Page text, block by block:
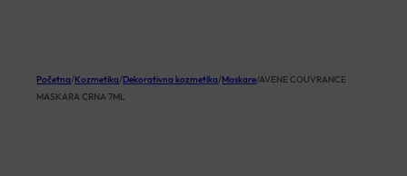
Početna/Kozmetika/Dekorativna kozmetika/Maskare/AVENE COUVRANCE
MASKARA CRNA 7ML